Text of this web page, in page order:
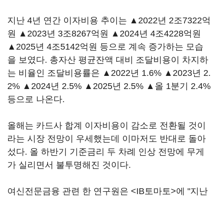
지난 4년 연간 이자비용 추이는 ▲2022년 2조7322억
원 ▲2023년 3조8267억원 ▲2024년 4조4228억원
▲2025년 4조5142억원 등으로 계속 증가하는 모습
을 보였다. 총자산 평균잔액 대비 조달비용이 차지하
는 비율인 조달비용률은 ▲2022년 1.6% ▲2023년 2.
2% ▲2024년 2.5% ▲2025년 2.5% ▲올 1분기 2.4%
등으로 나온다.
올해는 카드사 합계 이자비용이 감소로 전환될 것이
라는 시장 전망이 우세했는데 이마저도 반대로 돌아
섰다. 올 하반기 기준금리 두 차례 인상 전망에 무게
가 실리면서 불투명해진 것이다.
여신전문금융 관련 한 연구원은 <IB토마토>에 "지난